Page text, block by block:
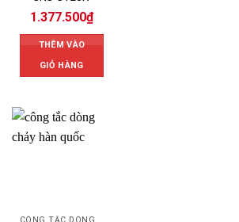
1.377.500₫
THÊM VÀO
GIỎ HÀNG
CÔNG TẮC DÒNG CHẢY